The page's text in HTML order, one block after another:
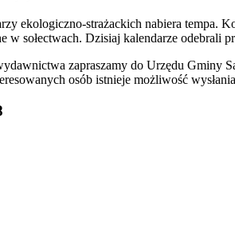
ekologiczno-strażackich nabiera tempa.
w sołectwach. Dzisiaj kalendarze odebrali
zapraszamy do Urzędu Gminy
osób istnieje możliwość